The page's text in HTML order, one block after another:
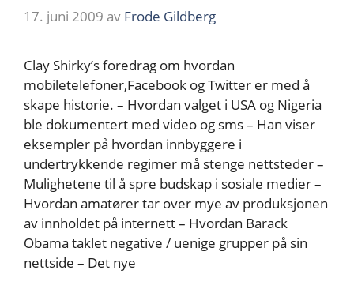
17. juni 2009 av Frode Gildberg
Clay Shirky’s foredrag om hvordan
mobiletelefoner,Facebook og Twitter er med å
skape historie. – Hvordan valget i USA og Nigeria
ble dokumentert med video og sms – Han viser
eksempler på hvordan innbyggere i
undertrykkende regimer må stenge nettsteder –
Mulighetene til å spre budskap i sosiale medier –
Hvordan amatører tar over mye av produksjonen
av innholdet på internett – Hvordan Barack
Obama taklet negative / uenige grupper på sin
nettside – Det nye